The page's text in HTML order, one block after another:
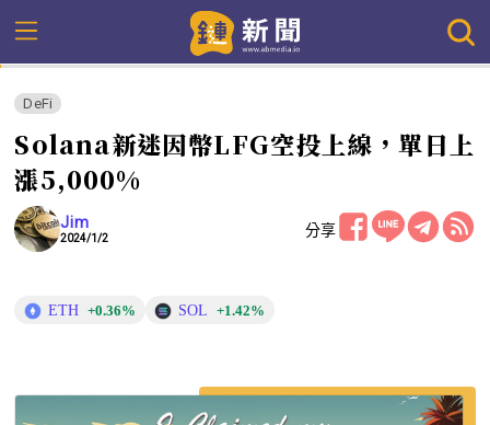
DeFi
Solana新迷因幣LFG空投上線，單日上
漲5,000%
Jim
2024/1/2 分享
ETH +0.36% SOL +1.42%